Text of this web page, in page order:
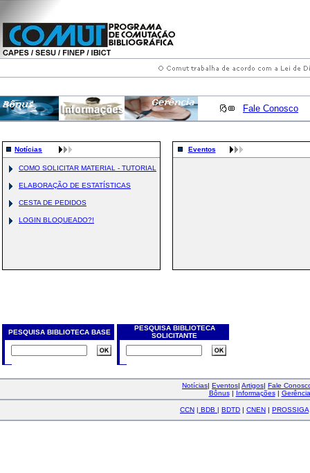
Fale Conosco
Notícias
COMO SOLICITAR MATERIAL - TUTORIAL
ELABORAÇÃO DE ESTATÍSTICAS
CESTA DE PEDIDOS
LOGIN BLOQUEADO?!
Eventos
PESQUISA BIBLIOTECA BASE
PESQUISA BIBLIOTECA
SOLICITANTE
Notícias| Eventos| Artigos| Fale
Bônus| Informações| Gerência
CCN | BDB | BDTD | CNEN | PROSSIGA